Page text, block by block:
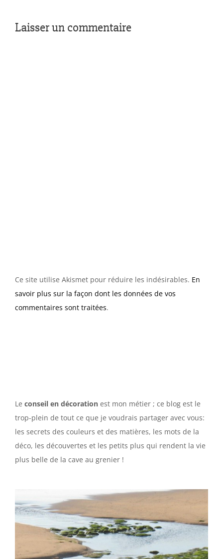
Laisser un commentaire
Ce site utilise Akismet pour réduire les indésirables. En
savoir plus sur la façon dont les données de vos
commentaires sont traitées.
Le conseil en décoration est mon métier ; ce blog est le
trop-plein de tout ce que je voudrais partager avec vous:
les secrets des couleurs et des matières, les mots de la
déco, les découvertes et les petits plus qui rendent la vie
plus belle de la cave au grenier !